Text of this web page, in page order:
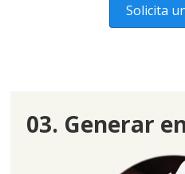
Solicita
03. Generar